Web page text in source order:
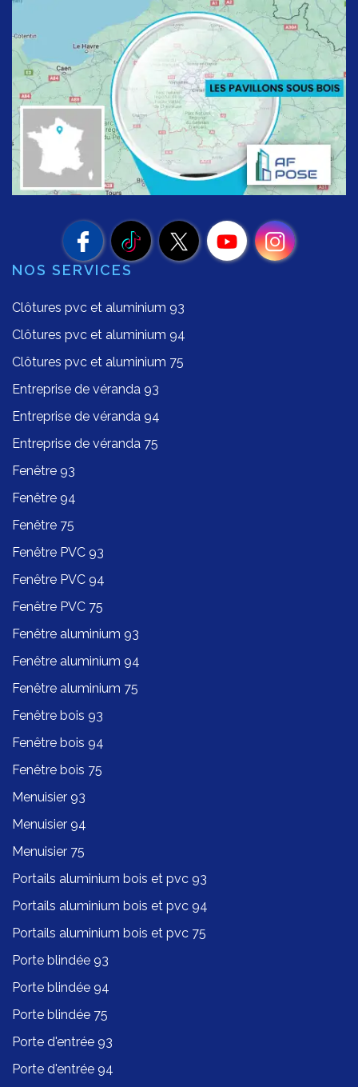
NOS SERVICES
Clôtures pvc et aluminium 93
Clôtures pvc et aluminium 94
Clôtures pvc et aluminium 75
Entreprise de véranda 93
Entreprise de véranda 94
Entreprise de véranda 75
Fenêtre 93
Fenêtre 94
Fenêtre 75
Fenêtre PVC 93
Fenêtre PVC 94
Fenêtre PVC 75
Fenêtre aluminium 93
Fenêtre aluminium 94
Fenêtre aluminium 75
Fenêtre bois 93
Fenêtre bois 94
Fenêtre bois 75
Menuisier 93
Menuisier 94
Menuisier 75
Portails aluminium bois et pvc 93
Portails aluminium bois et pvc 94
Portails aluminium bois et pvc 75
Porte blindée 93
Porte blindée 94
Porte blindée 75
Porte d'entrée 93
Porte d'entrée 94